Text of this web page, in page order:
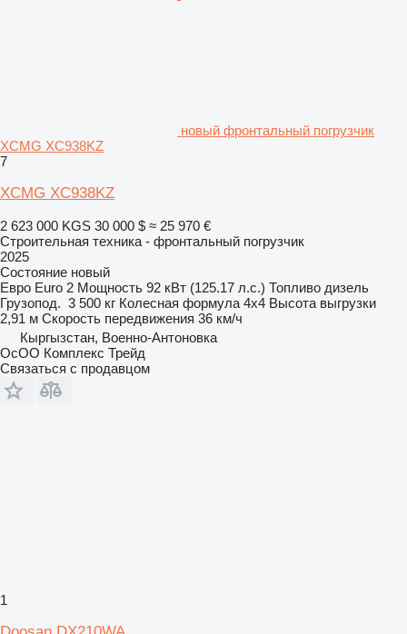
новый фронтальный погрузчик
XCMG XC938KZ
7
XCMG XC938KZ
2 623 000 KGS 30 000 $ ≈ 25 970 €
Строительная техника - фронтальный погрузчик
2025
Состояние новый
Евро Euro 2 Мощность 92 кВт (125.17 л.с.) Топливо дизель
Грузопод. 3 500 кг Колесная формула 4x4 Высота выгрузки
2,91 м Скорость передвижения 36 км/ч
Кыргызстан, Военно-Антоновка
ОсОО Комплекс Трейд
Связаться с продавцом
1